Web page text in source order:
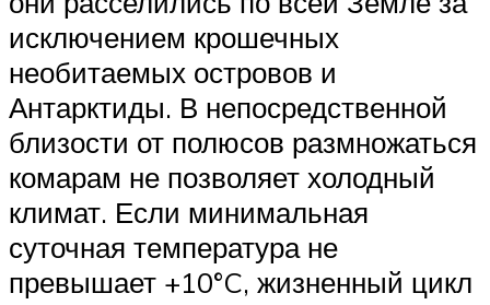
исключением крошечных
необитаемых островов и
Антарктиды. В непосредственной
близости от полюсов размножаться
комарам не позволяет холодный
климат. Если минимальная
суточная температура не
превышает +10°C, жизненный цикл